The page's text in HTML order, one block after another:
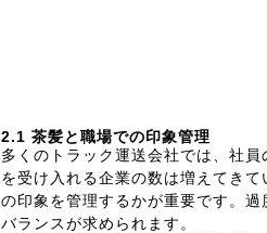
2.1 茶髪と職場での印象管理
多くのトラック運送会社では、社
を受け入れる企業の数は増えてき
の印象を管理するかが重要です。
バランスが求められます。